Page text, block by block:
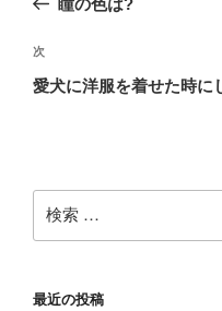
ビ
ゲ
ン
投
稿
次
の
次
愛犬に洋服を着せた時に
索:
最近の投稿